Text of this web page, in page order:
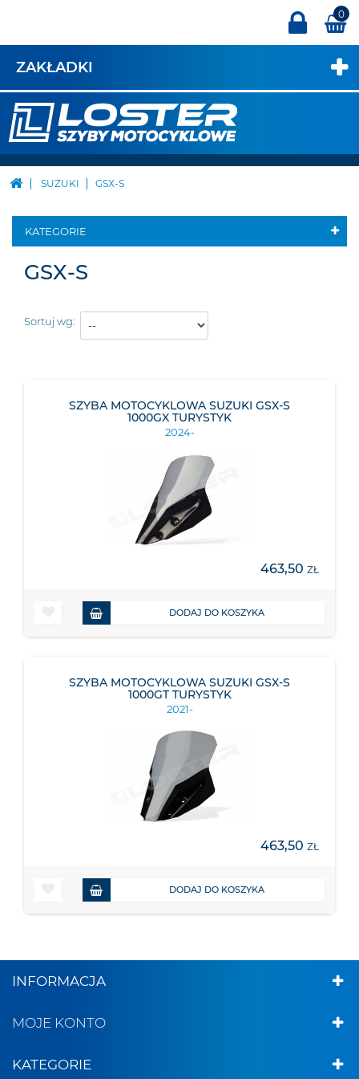
0
ZAKŁADKI
SUZUKI GSX-S
KATEGORIE
GSX-S
Sortuj wg:
SZYBA MOTOCYKLOWA SUZUKI GSX-S
1000GX TURYSTYK
2024-
463,50 ZŁ
DODAJ DO KOSZYKA
SZYBA MOTOCYKLOWA SUZUKI GSX-S
1000GT TURYSTYK
2021-
463,50 ZŁ
DODAJ DO KOSZYKA
INFORMACJA
MOJE KONTO
KATEGORIE